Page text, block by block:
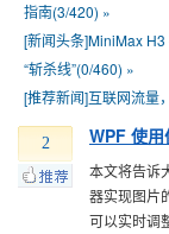
指南(3/420) »
[新闻头条]MiniMax H3
“斩杀线”(0/460) »
[推荐新闻]互联网流量
2 WPF 使
本文将告诉
器实现图片
可以实时调